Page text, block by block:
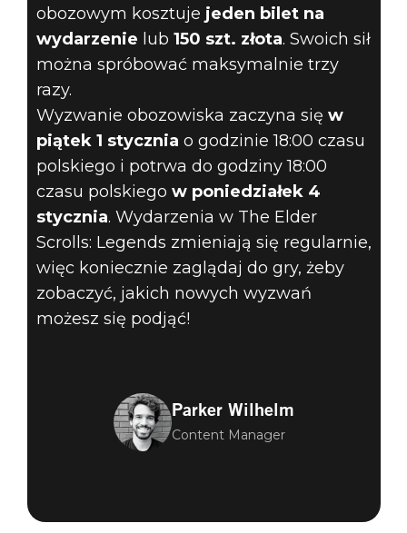
obozowym kosztuje jeden bilet na
wydarzenie lub 150 szt. złota. Swoich sił
można spróbować maksymalnie trzy
razy.
Wyzwanie obozowiska zaczyna się w
piątek 1 stycznia o godzinie 18:00 czasu
polskiego i potrwa do godziny 18:00
czasu polskiego w poniedziałek 4
stycznia. Wydarzenia w The Elder
Scrolls: Legends zmieniają się regularnie,
więc koniecznie zaglądaj do gry, żeby
zobaczyć, jakich nowych wyzwań
możesz się podjąć!
Parker Wilhelm
Content Manager